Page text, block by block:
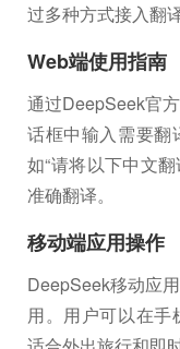
过多种方式接入翻
Web端使用指南
通过DeepSeek官
话框中输入需要翻
如“请将以下中文
准确翻译。
移动端应用操作
DeepSeek移动应
用。用户可以在手